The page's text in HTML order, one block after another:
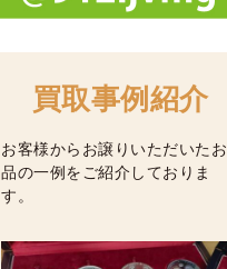
買取事例紹介
お客様からお譲りいただいたお
品の一例をご紹介しておりま
す。